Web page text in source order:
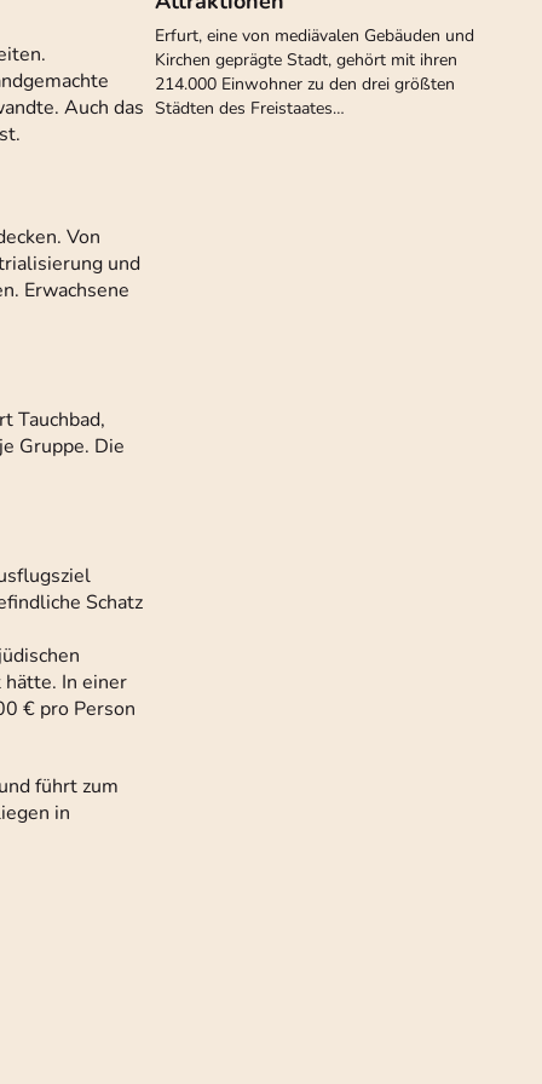
Auch das
Von
und
Erwachsene
Tauchbad,
Gruppe. Die
Schatz
In einer
€ pro Person
führt zum
in
Erfurt, eine von mediävalen Gebäuden und
Kirchen geprägte Stadt, gehört mit ihren
214.000 Einwohner zu den drei größten
Städten des Freistaates…